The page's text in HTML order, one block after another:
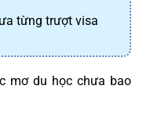
từng trượt visa
mơ du học chưa bao